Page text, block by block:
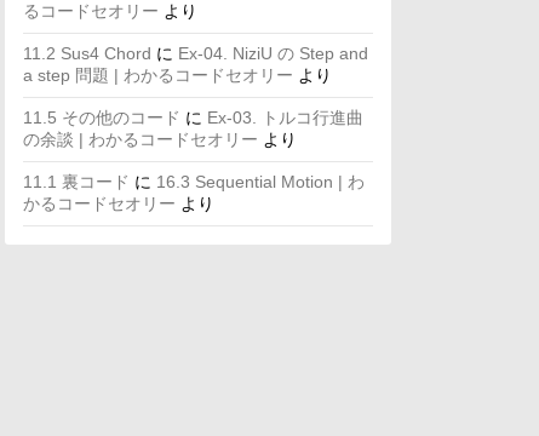
るコードセオリー より
11.2 Sus4 Chord に Ex-04. NiziU の Step and
a step 問題 | わかるコードセオリー より
11.5 その他のコード に Ex-03. トルコ行進曲
の余談 | わかるコードセオリー より
11.1 裏コード に 16.3 Sequential Motion | わ
かるコードセオリー より